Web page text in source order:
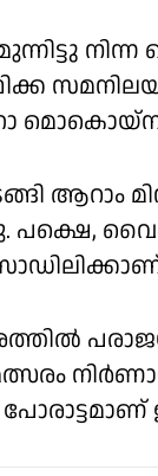
നിന്ന
ആറാം
പക്ഷെ,